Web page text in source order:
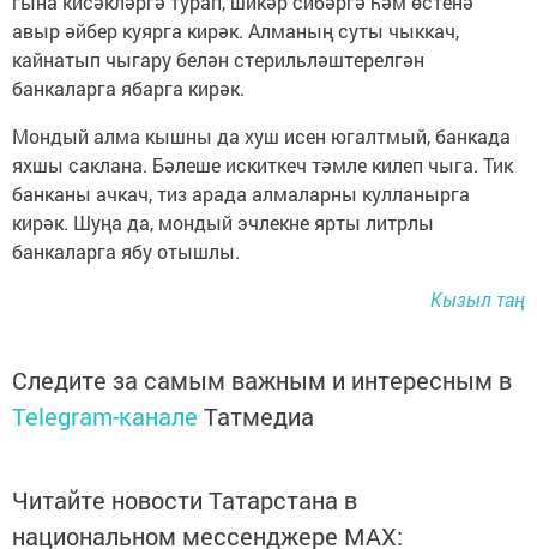
авыр әйбер куярга кирәк. Алманың суты чыккач,
кайнатып чыгару белән стерильләштерелгән
банкаларга ябарга кирәк.
Мондый алма кышны да хуш исен югалтмый, банкада
яхшы саклана. Бәлеше искиткеч тәмле килеп чыга. Тик
банканы ачкач, тиз арада алмаларны кулланырга
кирәк. Шуңа да, мондый эчлекне ярты литрлы
банкаларга ябу отышлы.
Кызыл таң
Следите за самым важным и интересным в
Telegram-канале Татмедиа
Читайте новости Татарстана в
национальном мессенджере MАХ: